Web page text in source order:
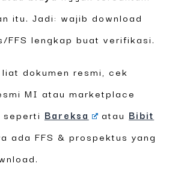
itu. Jadi: wajib download
FFS lengkap buat verifikasi.
liat dokumen resmi, cek
MI atau marketplace
seperti Bareksa atau Bibit
ada FFS & prospektus yang